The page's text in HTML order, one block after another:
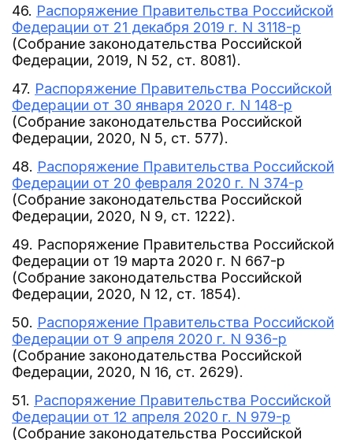
46. Распоряжение Правительства Российской
Федерации от 21 декабря 2019 г. N 3118-р
(Собрание законодательства Российской
Федерации, 2019, N 52, ст. 8081).
47. Распоряжение Правительства Российской
Федерации от 30 января 2020 г. N 148-р
(Собрание законодательства Российской
Федерации, 2020, N 5, ст. 577).
48. Распоряжение Правительства Российской
Федерации от 20 февраля 2020 г. N 374-р
(Собрание законодательства Российской
Федерации, 2020, N 9, ст. 1222).
49. Распоряжение Правительства Российской
Федерации от 19 марта 2020 г. N 667-р
(Собрание законодательства Российской
Федерации, 2020, N 12, ст. 1854).
50. Распоряжение Правительства Российской
Федерации от 9 апреля 2020 г. N 936-р
(Собрание законодательства Российской
Федерации, 2020, N 16, ст. 2629).
51. Распоряжение Правительства Российской
Федерации от 12 апреля 2020 г. N 979-р
(Собрание законодательства Российской